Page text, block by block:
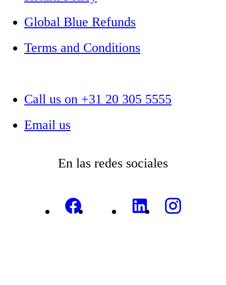
Global Blue Refunds
Terms and Conditions
Call us on +31 20 305 5555
Email us
En las redes sociales